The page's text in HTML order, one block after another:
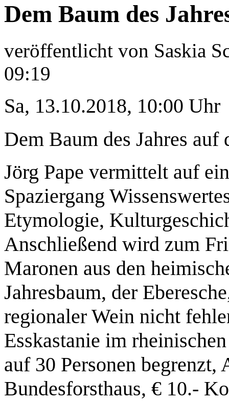
Dem Baum des
veröffentlicht von Saskia
09:19
Sa, 13.10.2018, 10:00 Uhr
Dem Baum des Jahres auf
Jörg Pape vermittelt auf
Spaziergang
Etymologie,
Anschließend wird zum
Maronen aus den
Jahresbaum, der
regionaler Wein nicht
Esskastanie im
auf 30 Personen
Bundesforsthaus, € 10.-